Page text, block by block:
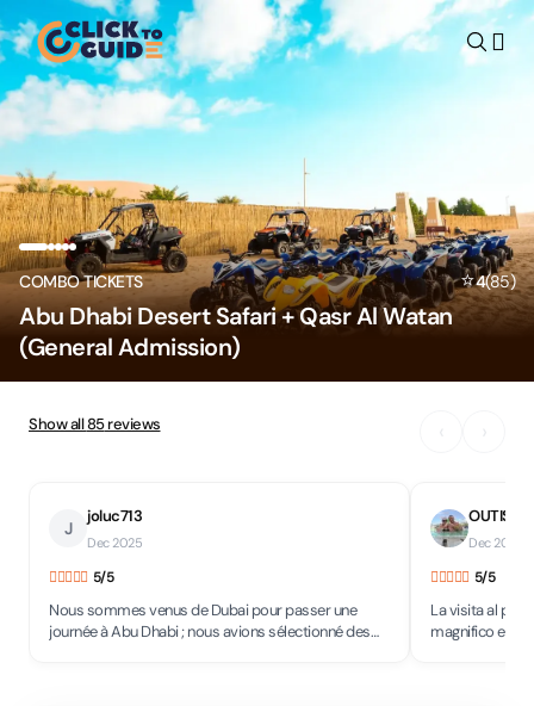
Skip to content
COMBO TICKETS ⭐4(85)
Abu Dhabi Desert Safari + Qasr Al Watan
(General Admission)
Show all85reviews
J
joluc713
Dec 2025
5/5
Nous sommes venus de Dubai pour passer une
journée à Abu Dhabi ; nous avions sélectionné des
Dec 2025
5/5
La visita al palazzo
magnifico e